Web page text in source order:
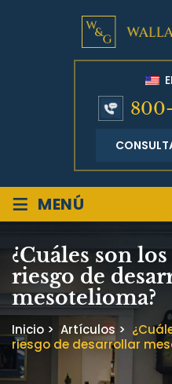
≡ MENÚ
¿Cuáles son
riesgo de
mesotelioma?
Inicio > Artículos >
riesgo de desarrollar